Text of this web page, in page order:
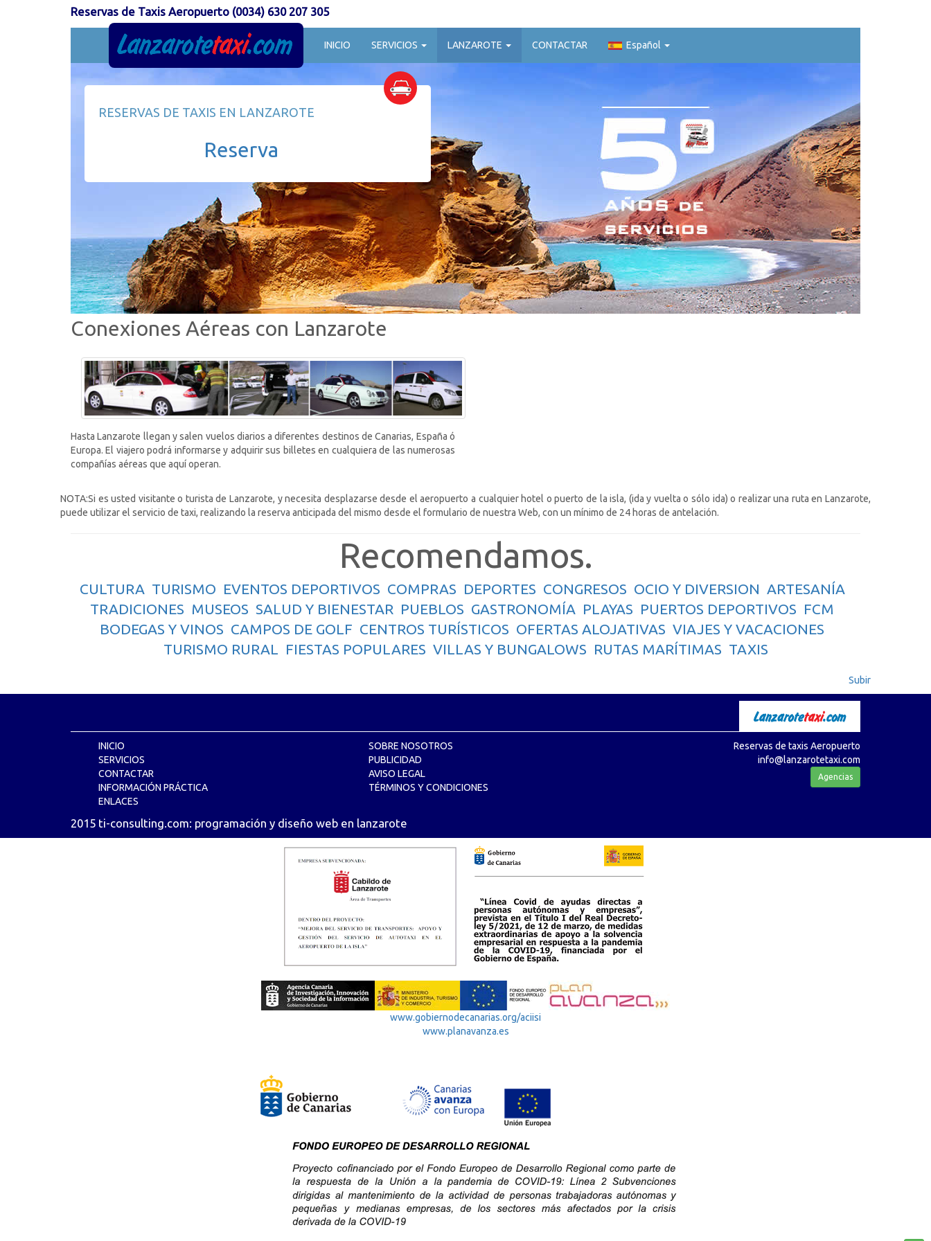
INICIO SERVICIOS LANZAROTE CONTACTAR Español
Reservas de Taxis Aeropuerto (0034) 630 207 305
RESERVAS DE TAXIS EN LANZAROTE
Reserva
Conexiones Aéreas con Lanzarote
Hasta Lanzarote llegan y salen vuelos diarios a diferentes destinos de Canarias, España ó
Europa. El viajero podrá informarse y adquirir sus billetes en cualquiera de las numerosas
compañías aéreas que aquí operan.
NOTA:Si es usted visitante o turista de Lanzarote, y necesita desplazarse desde el aeropuerto a cualquier hotel o puerto de la isla, (ida y vuelta o sólo ida) o realizar una ruta en Lanzarote,
puede utilizar el servicio de taxi, realizando la reserva anticipada del mismo desde el formulario de nuestra Web, con un mínimo de 24 horas de antelación.
Recomendamos.
CULTURA TURISMO EVENTOS DEPORTIVOS COMPRAS DEPORTES CONGRESOS OCIO Y DIVERSION ARTESANÍA
TRADICIONES MUSEOS SALUD Y BIENESTAR PUEBLOS GASTRONOMÍA PLAYAS PUERTOS DEPORTIVOS FCM
BODEGAS Y VINOS CAMPOS DE GOLF CENTROS TURÍSTICOS OFERTAS ALOJATIVAS VIAJES Y VACACIONES
TURISMO RURAL
FIESTAS POPULARES VILLAS Y BUNGALOWS RUTAS MARÍTIMAS TAXIS
Subir
Reservas de taxis Aeropuerto
info@lanzarotetaxi.com
Agencias
INICIO
SERVICIOS
CONTACTAR
INFORMACIÓN PRÁCTICA
ENLACES
SOBRE NOSOTROS
PUBLICIDAD
AVISO LEGAL
TÉRMINOS Y CONDICIONES
2015 ti-consulting.com: programación y diseño web en lanzarote
www.gobiernodecanarias.org/aciisi
www.planavanza.es